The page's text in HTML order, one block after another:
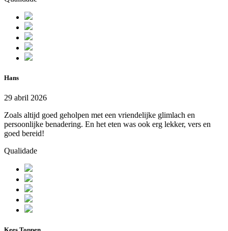
Hans
29 abril 2026
Zoals altijd goed geholpen met een vriendelijke glimlach en
persoonlijke benadering. En het eten was ook erg lekker, vers en
goed bereid!
Qualidade